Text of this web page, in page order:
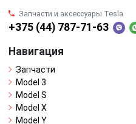
Запчасти и аксессуары Tesla
+375 (44) 787-71-63
Навигация
Запчасти
Model 3
Model S
Model X
Model Y